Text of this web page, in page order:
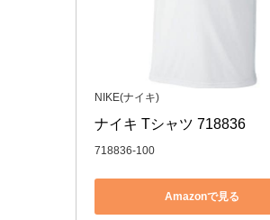
NIKE(ナイキ)
ナイキ Tシャツ 718836
718836-100
Amazonで見る